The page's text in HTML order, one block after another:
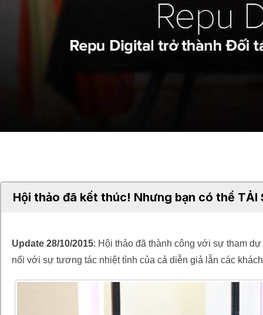
Hội thảo đã kết thúc! Nhưng bạn có thể TẢI
Update 28/10/2015: Hội thảo đã thành công với sự tham
nổi với sự tương tác nhiệt tình của cả diễn giả lẫn các